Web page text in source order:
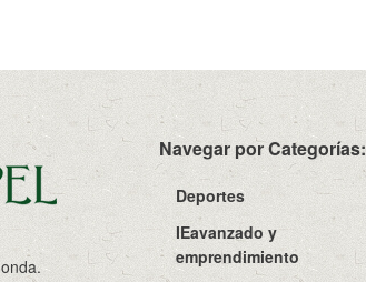
Navegar por Categorías:
Deportes
IEavanzado y
emprendimiento